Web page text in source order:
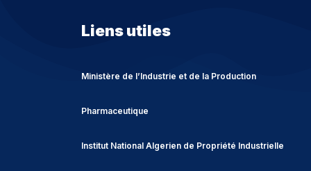
Liens utiles
Ministère de l’Industrie et de la Production
Pharmaceutique
Institut National Algerien de Propriété Industrielle